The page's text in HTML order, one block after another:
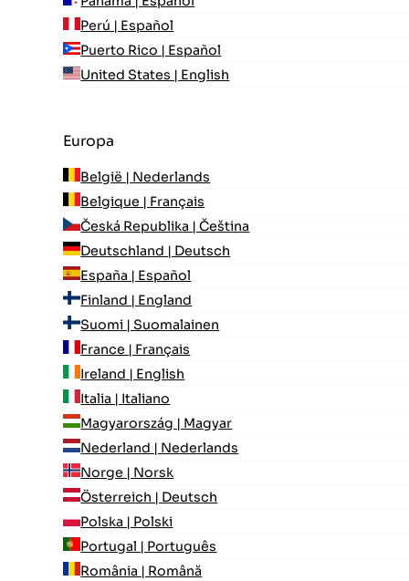
Perú | Español
Puerto Rico | Español
United States | English
Europa
België | Nederlands
Belgique | Français
Česká Republika | Čeština
Deutschland | Deutsch
España | Español
Finland | England
Suomi | Suomalainen
France | Français
Ireland | English
Italia | Italiano
Magyarország | Magyar
Nederland | Nederlands
Norge | Norsk
Österreich | Deutsch
Polska | Polski
Portugal | Português
România | Română